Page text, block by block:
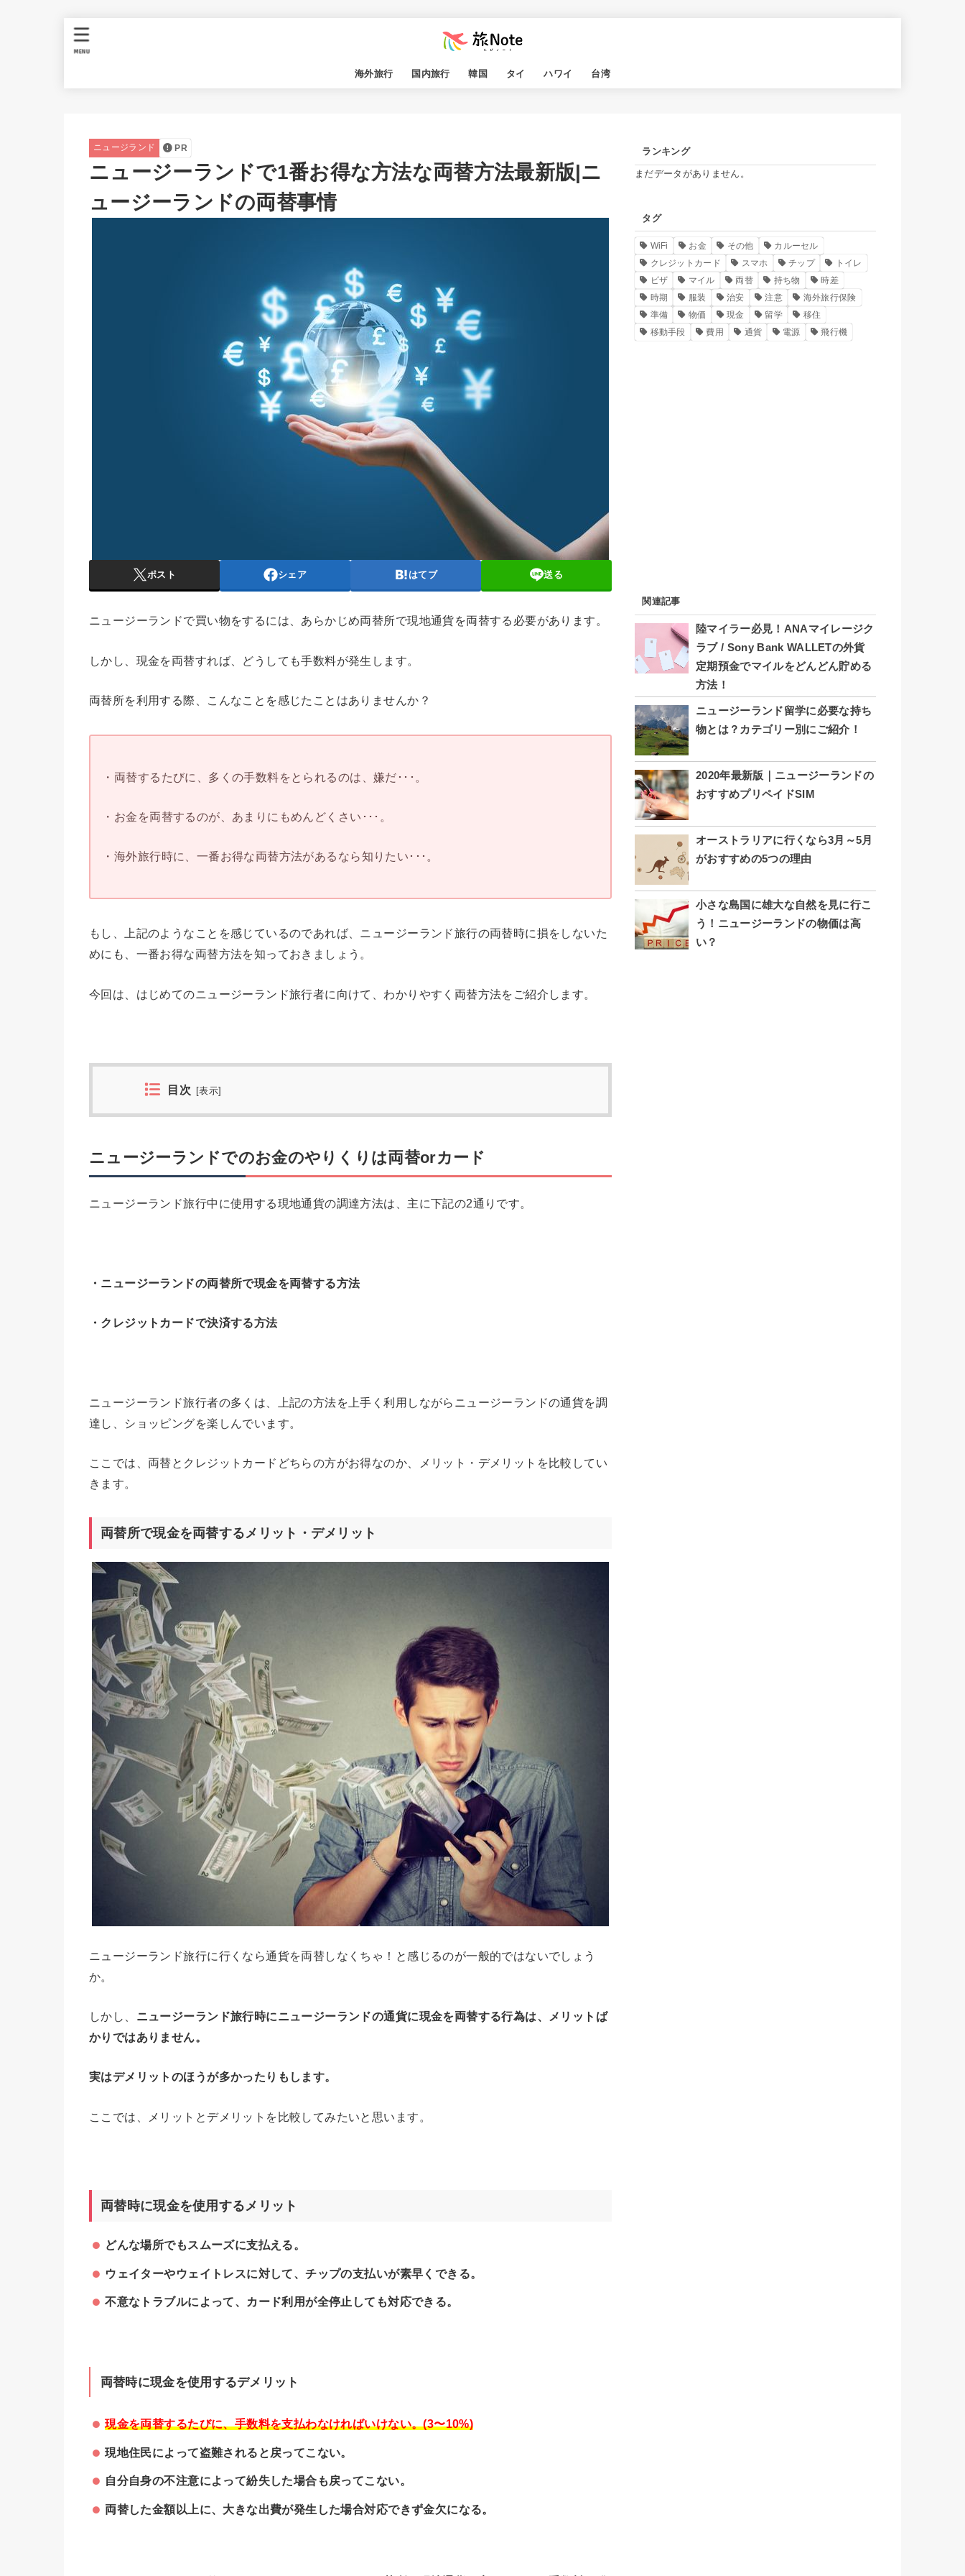
海外旅行 国内旅行 韓国 タイ ハワイ 台湾
MENU
ニュージランド PR
ニュージーランドで1番お得な方法な両替方法最新版|ニ
ュージーランドの両替事情
ポスト シェア はてブ 送る
ニュージーランドで買い物をするには、あらかじめ両替所で現地通貨を両替する必要があります。
しかし、現金を両替すれば、どうしても手数料が発生します。
両替所を利用する際、こんなことを感じたことはありませんか？
・両替するたびに、多くの手数料をとられるのは、嫌だ･･･。
・お金を両替するのが、あまりにもめんどくさい･･･。
・海外旅行時に、一番お得な両替方法があるなら知りたい･･･。
もし、上記のようなことを感じているのであれば、ニュージーランド旅行の両替時に損をしないた
めにも、一番お得な両替方法を知っておきましょう。
今回は、はじめてのニュージーランド旅行者に向けて、わかりやすく両替方法をご紹介します。
目次 [表示
ニュージーランドでのお金のやりくりは両替orカード
ニュージーランド旅行中に使用する現地通貨の調達方法は、主に下記の2通りです。
・ニュージーランドの両替所で現金を両替する方法
・クレジットカードで決済する方法
ニュージーランド旅行者の多くは、上記の方法を上手く利用しながらニュージーランドの通貨を調
達し、ショッピングを楽しんでいます。
ここでは、両替とクレジットカードどちらの方がお得なのか、メリット・デメリットを比較してい
きます。
両替所で現金を両替するメリット・デメリット
ニュージーランド旅行に行くなら通貨を両替しなくちゃ！と感じるのが一般的ではないでしょう
か。
しかし、 ニュージーランド旅行時にニュージーランドの通貨に現金を両替する行為は、メリットば
かりではありません。
実はデメリットのほうが多かったりもします。
ここでは、メリットとデメリットを比較してみたいと思います。
両替時に現金を使用するメリット
どんな場所でもスムーズに支払える。
ウェイターやウェイトレスに対して、チップの支払いが素早くできる。
不意なトラブルによって、カード利用が全停止しても対応できる。
両替時に現金を使用するデメリット
現金を両替するたびに、手数料を支払わなければいけない。(3〜10%)
現地住民によって盗難されると戻ってこない。
自分自身の不注意によって紛失した場合も戻ってこない。
両替した金額以上に、大きな出費が発生した場合対応できず金欠になる。
ランキング
まだデータがありません。
タグ
WiFi お金 その他
カルーセル
クレジットカード
スマホ チップ
トイレ
ビザ
マイル 両替 持ち物
時差
時期
服装 治安 注意
海外旅行保険
準備
物価 現金 留学
移住
移動手段
費用 通貨 電源 飛行機
関連記事
陸マイラー必見！ANAマイレージク
ラブ / Sony Bank WALLETの外貨
定期預金でマイルをどんどん貯める
方法！
ニュージーランド留学に必要な持ち
物とは？カテゴリー別にご紹介！
2020年最新版｜ニュージーランドの
おすすめプリペイドSIM
オーストラリアに行くなら3月～5月
がおすすめの5つの理由
小さな島国に雄大な自然を見に行こ
う！ニュージーランドの物価は高
い？